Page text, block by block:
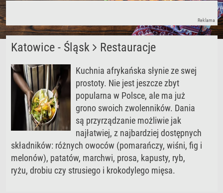
Reklama
Katowice - Śląsk Restauracje
Kuchnia afrykańska słynie ze swej
prostoty. Nie jest jeszcze zbyt
popularna w Polsce, ale ma już
grono swoich zwolenników. Dania
są przyrządzanie możliwie jak
najłatwiej, z najbardziej dostępnych
składników: różnych owoców (pomarańczy, wiśni, fig i
melonów), patatów, marchwi, prosa, kapusty, ryb,
ryżu, drobiu czy strusiego i krokodylego mięsa.